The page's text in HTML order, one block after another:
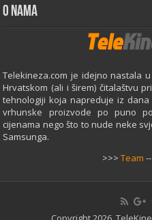
O Nama
Telekineza.com je idejno nastala
Hrvatskom (ali i širem) čitalaštvu
tehnologiji koja napreduje iz
vrhunske proizvode po puno
cijenama nego što to nude neke
Samsunga.
>>> Team --